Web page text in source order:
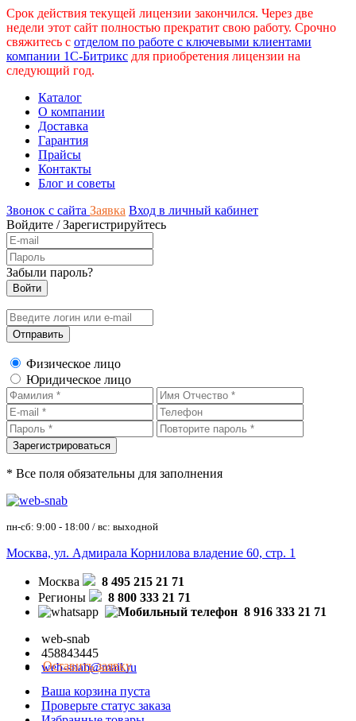
Срок действия текущей лицензии закончился. Через две
недели этот сайт полностью прекратит свою работу. Срочно
свяжитесь с отделом по работе с ключевыми клиентами
компании 1С-Битрикс для приобретения лицензии на
следующий год.
Каталог
О компании
Доставка
Гарантия
Прайсы
Контакты
Блог и советы
Звонок с сайта Заявка Вход в личный кабинет
Войдите /Зарегистрируйтесь
Забыли пароль?
Физическое лицо
Юридическое лицо
* Все поля обязательны для заполнения
пн-сб: 9:00 - 18:00 / вс: выходной
Москва, ул. Адмирала Корнилова владение 60, стр. 1
Москва
8 495 215 21 71
Регионы
8 800 333 21 71
8 916 333 21 71
web-snab
458843445
web-snab@mail.ru
Оставить заявку
Ваша корзина пуста
Проверьте статус заказа